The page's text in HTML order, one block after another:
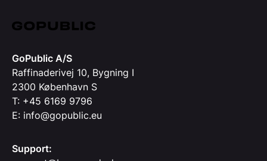
GoPublic A/S
Raffinaderivej 10, Bygning I
2300 København S
T: +45 6169 9796
E: info@gopublic.eu
Support: